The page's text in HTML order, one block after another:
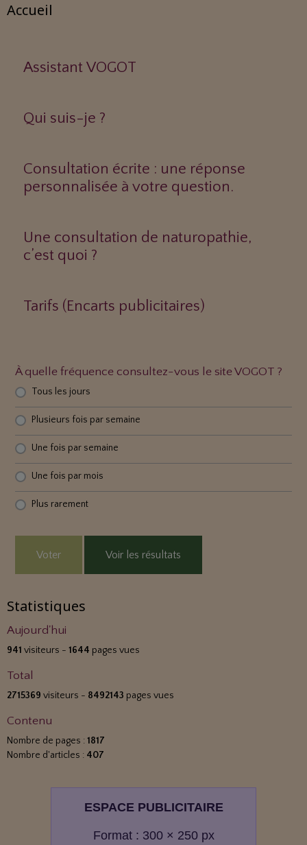
Accueil
Assistant VOGOT
Qui suis-je ?
Consultation écrite : une réponse
personnalisée à votre question.
Une consultation de naturopathie,
c’est quoi ?
Tarifs (Encarts publicitaires)
À quelle fréquence consultez-vous le site VOGOT ?
Tous les jours
Plusieurs fois par semaine
Une fois par semaine
Une fois par mois
Plus rarement
Voter Voir les résultats
Statistiques
Aujourd'hui
941 visiteurs - 1644 pages vues
Total
2715369 visiteurs - 8492143 pages vues
Contenu
Nombre de pages : 1817
Nombre d'articles : 407
ESPACE PUBLICITAIRE
Format : 300 × 250 px